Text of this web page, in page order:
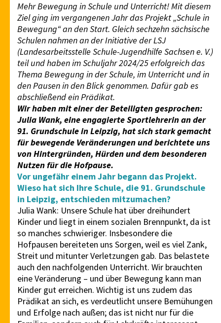
Mehr Bewegung in Schule und Unterricht! Mit diesem
Ziel ging im vergangenen Jahr das Projekt „Schule in
Bewegung“ an den Start. Gleich sechzehn sächsische
Schulen nahmen an der Initiative der LSJ
(Landesarbeitsstelle Schule-Jugendhilfe Sachsen e. V.)
teil und haben im Schuljahr 2024/25 erfolgreich das
Thema Bewegung in der Schule, im Unterricht und in
den Pausen in den Blick genommen. Dafür gab es
abschließend ein Prädikat.
Wir haben mit einer der Beteiligten gesprochen:
Julia Wank, eine engagierte Sportlehrerin an der
91. Grundschule in Leipzig, hat sich stark gemacht
für bewegende Veränderungen und berichtete uns
von Hintergründen, Hürden und dem besonderen
Nutzen für die Hofpause.
Vor ungefähr einem Jahr begann das Projekt.
Wieso hat sich Ihre Schule, die 91. Grundschule
in Leipzig, entschieden mitzumachen?
Julia Wank: Unsere Schule hat über dreihundert
Kinder und liegt in einem sozialen Brennpunkt, da ist
so manches schwieriger. Insbesondere die
Hofpausen bereiteten uns Sorgen, weil es viel Zank,
Streit und mitunter Verletzungen gab. Das belastete
auch den nachfolgenden Unterricht. Wir brauchten
eine Veränderung – und über Bewegung kann man
Kinder gut erreichen. Wichtig ist uns zudem das
Prädikat an sich, es verdeutlicht unsere Bemühungen
und Erfolge nach außen; das ist nicht nur für die